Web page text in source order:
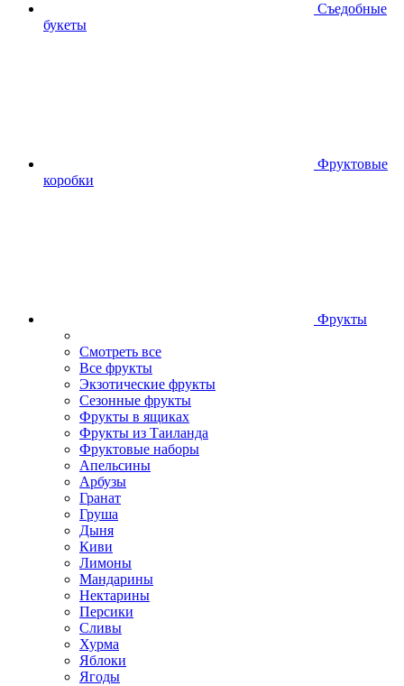
Съедобные
букеты
Фруктовые
коробки
Фрукты
Смотреть все
Все фрукты
Экзотические фрукты
Сезонные фрукты
Фрукты в ящиках
Фрукты из Таиланда
Фруктовые наборы
Апельсины
Арбузы
Гранат
Груша
Дыня
Киви
Лимоны
Мандарины
Нектарины
Персики
Сливы
Хурма
Яблоки
Ягоды